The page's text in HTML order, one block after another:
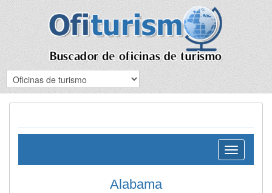
Toggle
navigation
Alabama